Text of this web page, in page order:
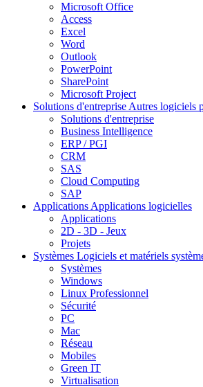
Microsoft Office
Access
Excel
Word
Outlook
PowerPoint
SharePoint
Microsoft Project
Solutions d'entreprise Autres logiciels
Solutions d'entreprise
Business Intelligence
ERP / PGI
CRM
SAS
Cloud Computing
SAP
Applications Applications logicielles
Applications
2D - 3D - Jeux
Projets
Systèmes Logiciels et matériels
Systèmes
Windows
Linux Professionnel
Sécurité
PC
Mac
Réseau
Mobiles
Green IT
Virtualisation